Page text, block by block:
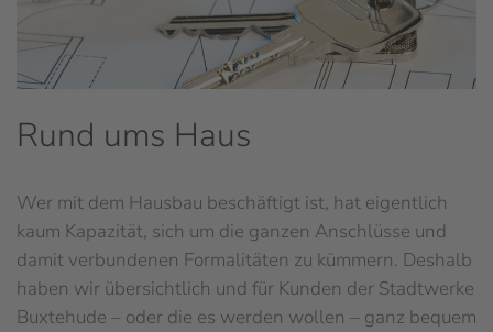
Rund ums Haus
Wer mit dem Hausbau beschäftigt ist, hat eigentlich
kaum Kapazität, sich um die ganzen Anschlüsse und
damit verbundenen Formalitäten zu kümmern. Deshalb
haben wir übersichtlich und für Kunden der Stadtwerke
Buxtehude – oder die es werden wollen – ganz bequem